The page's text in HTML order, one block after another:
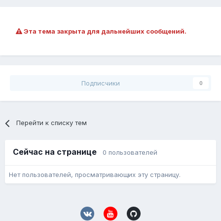
Эта тема закрыта для дальнейших сообщений.
Подписчики 0
Перейти к списку тем
Сейчас на странице 0 пользователей
Нет пользователей, просматривающих эту страницу.